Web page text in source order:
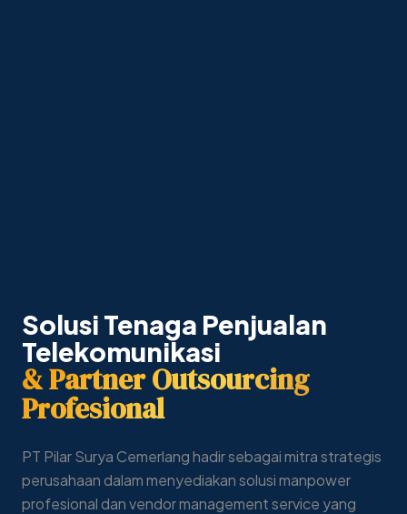
Solusi Tenaga Penjualan
Telekomunikasi
& Partner Outsourcing
Profesional
PT Pilar Surya Cemerlang hadir sebagai mitra strategis
perusahaan dalam menyediakan solusi manpower
profesional dan vendor management service yang